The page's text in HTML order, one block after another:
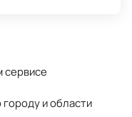
сервисе
и области